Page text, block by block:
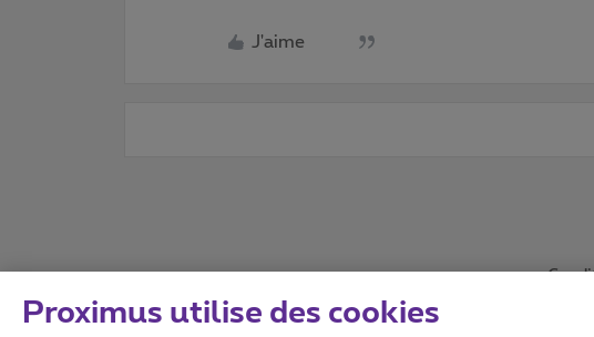
J'aime
Proximus utilise des cookies